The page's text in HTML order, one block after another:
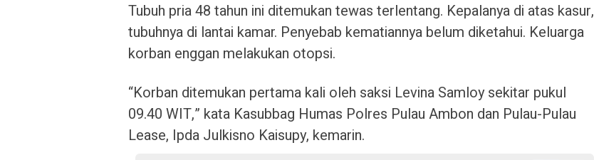
Tubuh pria 48 tahun ini ditemukan tewas terlentang. Kepalanya di atas kasur,
tubuhnya di lantai kamar. Penyebab kematiannya belum diketahui. Keluarga
korban enggan melakukan otopsi.
“Korban ditemukan pertama kali oleh saksi Levina Samloy sekitar pukul
09.40 WIT,” kata Kasubbag Humas Polres Pulau Ambon dan Pulau-Pulau
Lease, Ipda Julkisno Kaisupy, kemarin.